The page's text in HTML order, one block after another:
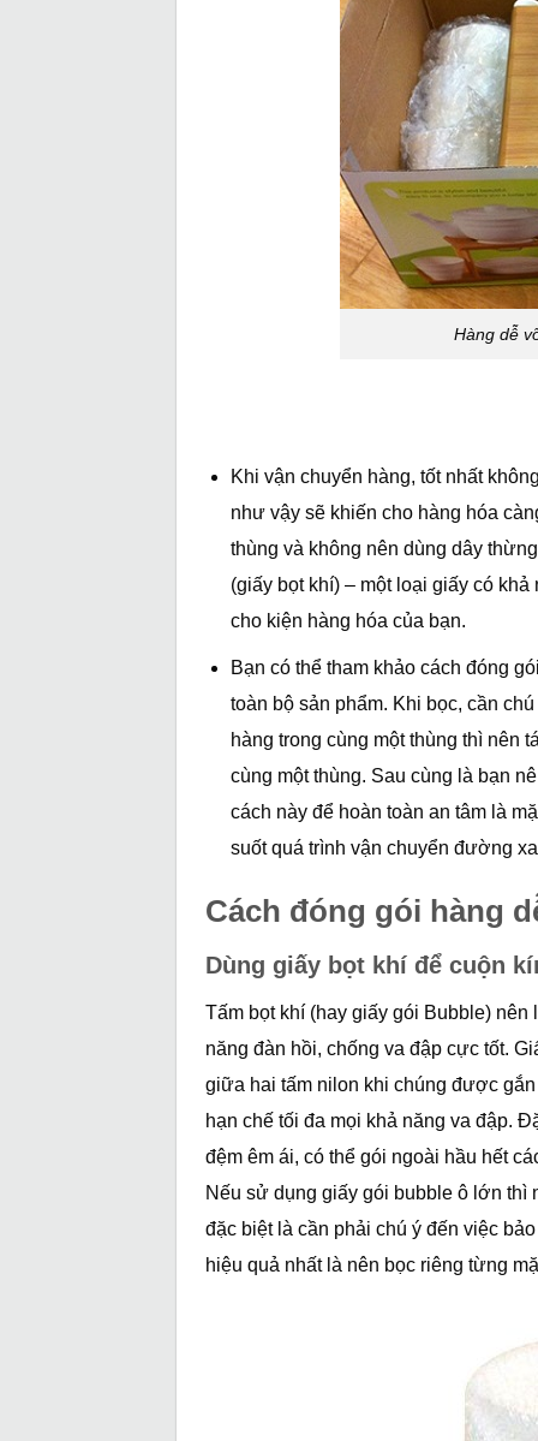
Hàng dễ
Khi vận chuyển hàng, tốt nhất
như vậy sẽ khiến cho hàng hóa
thùng và không nên dùng dây
(giấy bọt khí) – một loại giấy có
cho kiện hàng hóa của bạn.
Bạn có thể tham khảo cách đóng
toàn bộ sản phẩm. Khi bọc, cần
hàng trong cùng một thùng thì nên
cùng một thùng. Sau cùng là bạn
cách này để hoàn toàn an tâm là
suốt quá trình vận chuyển đường
Cách đóng gói hàng
Dùng giấy bọt khí để cuộn
Tấm bọt khí (hay giấy gói Bubble)
năng đàn hồi, chống va đập cực tốt.
giữa hai tấm nilon khi chúng được
hạn chế tối đa mọi khả năng va đập.
đệm êm ái, có thể gói ngoài hầu hết
Nếu sử dụng giấy gói bubble ô lớn thì
đặc biệt là cần phải chú ý đến việc
hiệu quả nhất là nên bọc riêng từng